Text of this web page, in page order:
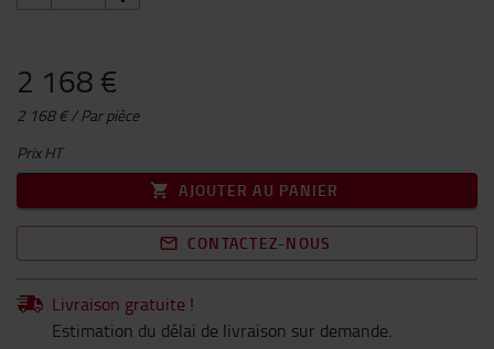
2 168 €
2 168 € / Par pièce
Prix HT
AJOUTER AU PANIER
CONTACTEZ-NOUS
Livraison gratuite !
Estimation du délai de livraison sur demande.